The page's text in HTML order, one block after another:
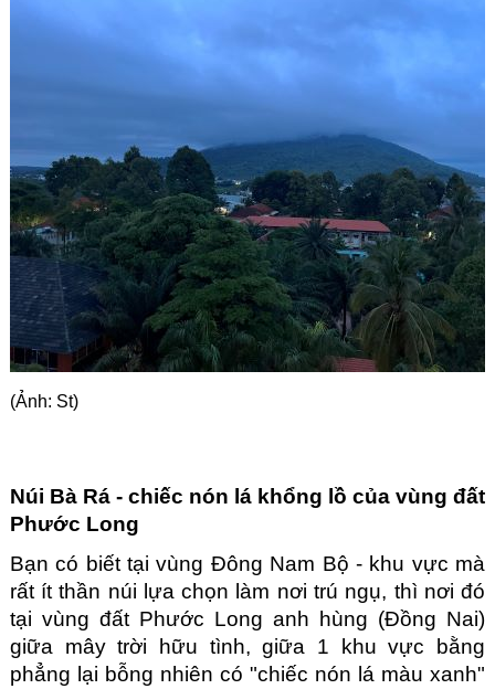
Góc chia sẻ
(Ảnh: St)
Núi Bà Rá - chiếc nón lá khổng lồ của vùng đất
Phước Long
Bạn có biết tại vùng Đông Nam Bộ - khu vực mà
rất ít thần núi lựa chọn làm nơi trú ngụ, thì nơi đó
tại vùng đất Phước Long anh hùng (Đồng Nai)
giữa mây trời hữu tình, giữa 1 khu vực bằng
phẳng lại bỗng nhiên có "chiếc nón lá màu xanh"